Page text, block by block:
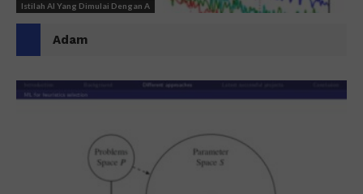
Istilah AI Yang Dimulai Dengan A
Adam